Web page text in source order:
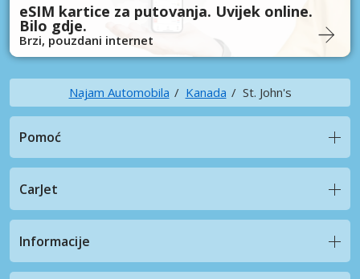
eSIM kartice za putovanja. Uvijek online.
Bilo gdje.
Brzi, pouzdani internet
Najam Automobila Kanada St. John's
Pomoć
CarJet
Informacije